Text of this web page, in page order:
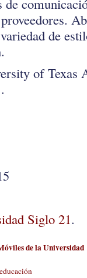
de
of Texas
Siglo 21.
de la Universidad